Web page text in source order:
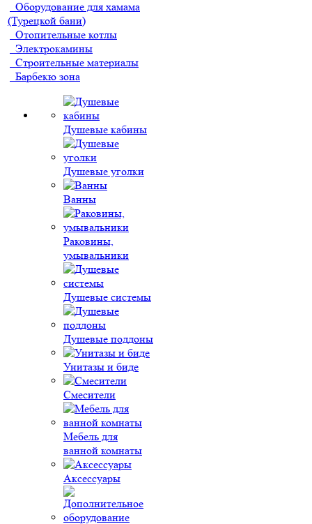
Оборудование для хамама
(Турецкой бани)
Отопительные котлы
Электрокамины
Строительные материалы
Барбекю зона
Душевые кабины
Душевые уголки
Ванны
Раковины,
умывальники
Душевые системы
Душевые поддоны
Унитазы и биде
Смесители
Мебель для
ванной комнаты
Аксессуары